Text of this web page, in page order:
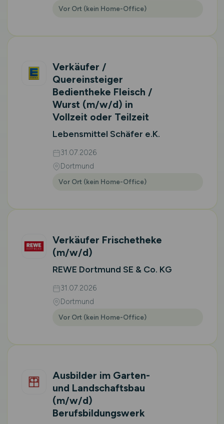
Vor Ort (kein Home-Office)
Verkäufer /
Quereinsteiger
Bedientheke Fleisch /
Wurst (m/w/d) in
Vollzeit oder Teilzeit
Lebensmittel Schäfer e.K.
31.07.2026
Dortmund
Vor Ort (kein Home-Office)
Verkäufer Frischetheke
(m/w/d)
REWE Dortmund SE & Co. KG
31.07.2026
Dortmund
Vor Ort (kein Home-Office)
Ausbilder im Garten-
und Landschaftsbau
(m/w/d)
Berufsbildungswerk